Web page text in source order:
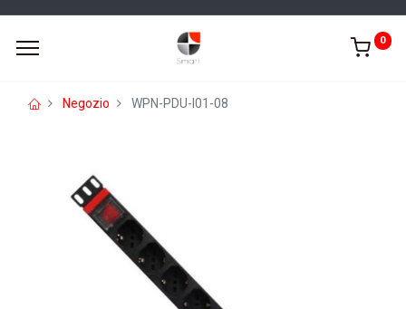
0
Negozio WPN-PDU-I01-08